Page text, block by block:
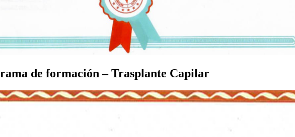
de formación – Trasplante Capilar